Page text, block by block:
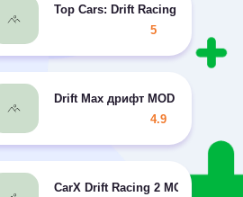
Top Cars: Drift Racing MOD
5
Drift Max дрифт MOD много
4.9
CarX Drift Racing 2 MOD много